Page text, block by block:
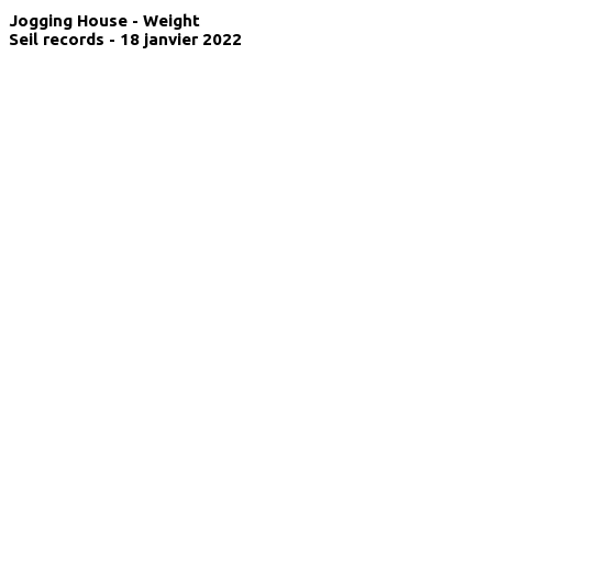
Jogging House - Weight
Seil records - 18 janvier 2022